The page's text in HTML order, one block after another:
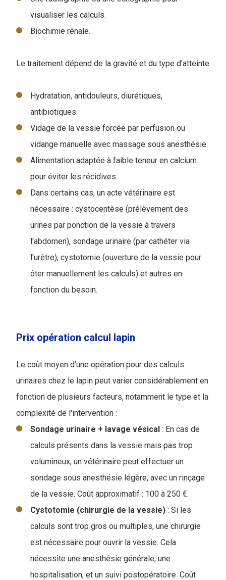
visualiser les calculs.
Biochimie rénale.
Le traitement dépend de la gravité et du type d'atteinte
:
Hydratation, antidouleurs, diurétiques,
antibiotiques.
Vidage de la vessie forcée par perfusion ou
vidange manuelle avec massage sous anesthésie.
Alimentation adaptée à faible teneur en calcium
pour éviter les récidives.
Dans certains cas, un acte vétérinaire est
nécessaire : cystocentèse (prélèvement des
urines par ponction de la vessie à travers
l'abdomen), sondage urinaire (par cathéter via
l'urètre), cystotomie (ouverture de la vessie pour
ôter manuellement les calculs) et autres en
fonction du besoin.
Prix opération calcul lapin
Le coût moyen d’une opération pour des calculs
urinaires chez le lapin peut varier considérablement en
fonction de plusieurs facteurs, notamment le type et la
complexité de l'intervention :
Sondage urinaire + lavage vésical : En cas de
calculs présents dans la vessie mais pas trop
volumineux, un vétérinaire peut effectuer un
sondage sous anesthésie légère, avec un rinçage
de la vessie. Coût approximatif : 100 à 250 €.
Cystotomie (chirurgie de la vessie) : Si les
calculs sont trop gros ou multiples, une chirurgie
est nécessaire pour ouvrir la vessie. Cela
nécessite une anesthésie générale, une
hospitalisation, et un suivi postopératoire. Coût